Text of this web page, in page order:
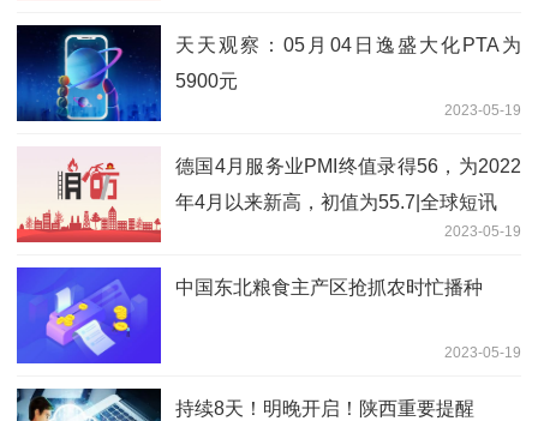
天天观察：05月04日逸盛大化PTA为
5900元
2023-05-19
德国4月服务业PMI终值录得56，为2022
年4月以来新高，初值为55.7|全球短讯
2023-05-19
中国东北粮食主产区抢抓农时忙播种
2023-05-19
持续8天！明晚开启！陕西重要提醒